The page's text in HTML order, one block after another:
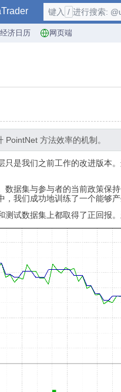
经济日历 网页端
键入 / 进行搜索:
方法效率的机制。
是我们之前工作的改进版
据集与参与者的当前政策
我们成功地训练了一个能够
试数据集上都取得了正回报。